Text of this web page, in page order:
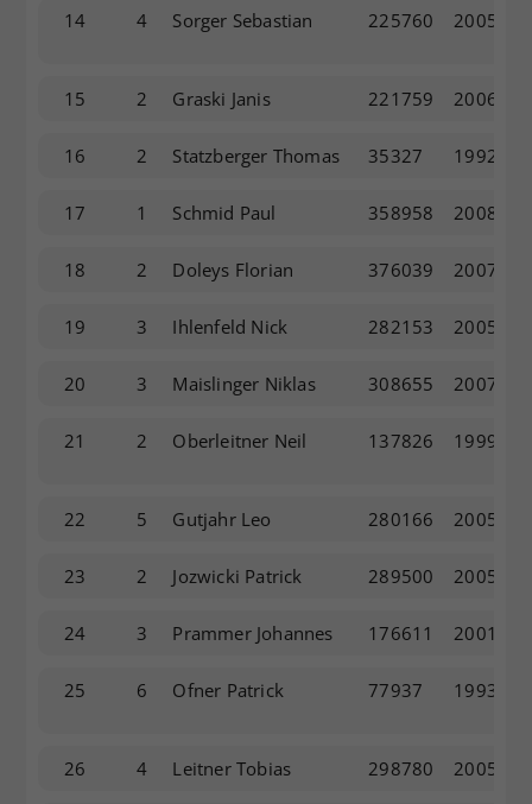
14 4 Sorger Sebastian 225760 2005
15 2 Graski Janis 221759 2006
16 2 Statzberger Thomas 35327 1992
17 1 Schmid Paul 358958 2008
18 2 Doleys Florian 376039 2007
19 3 Ihlenfeld Nick 282153 2005
20 3 Maislinger Niklas 308655 2007
21 2 Oberleitner Neil 137826 1999
22 5 Gutjahr Leo 280166 2005
23 2 Jozwicki Patrick 289500 2005
24 3 Prammer Johannes 176611 2001
25 6 Ofner Patrick 77937 1993
26 4 Leitner Tobias 298780 2005